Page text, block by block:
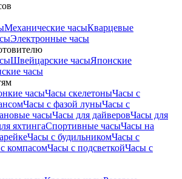
Механические часыКварцевые
Электронные часы
Швейцарские часыЯпонские
часы
часыЧасы скелетоныЧасы с
Часы с фазой луныЧасы с
часыЧасы для дайверовЧасы для
яхтингаСпортивные часыЧасы на
Часы с будильникомЧасы с
компасомЧасы с подсветкойЧасы с